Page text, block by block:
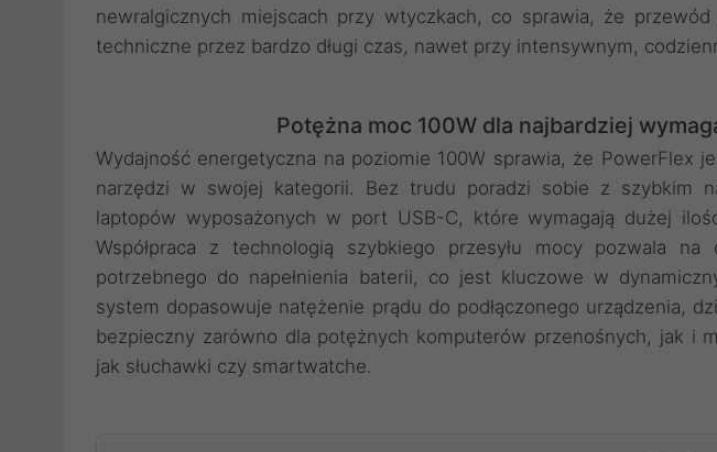
newralgicznych miejscach przy wtyczkach, co sprawia, że
techniczne przez bardzo długi czas, nawet przy intensywnym,
Potężna moc 100W dla najbardziej
Wydajność energetyczna na poziomie 100W sprawia, że PowerFlex
narzędzi w swojej kategorii. Bez trudu poradzi sobie z szybkim
laptopów wyposażonych w port USB-C, które wymagają dużej
Współpraca z technologią szybkiego przesyłu mocy pozwala na
potrzebnego do napełnienia baterii, co jest kluczowe w
system dopasowuje natężenie prądu do podłączonego urządzenia,
bezpieczny zarówno dla potężnych komputerów przenośnych, jak i
jak słuchawki czy smartwatche.